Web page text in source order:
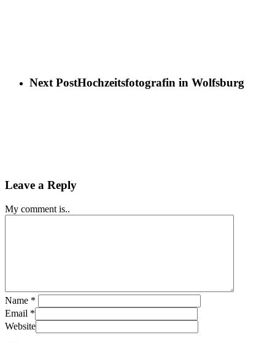
Next PostHochzeitsfotografin in Wolfsburg
Leave a Reply
My comment is..
Name *
Email *
Website